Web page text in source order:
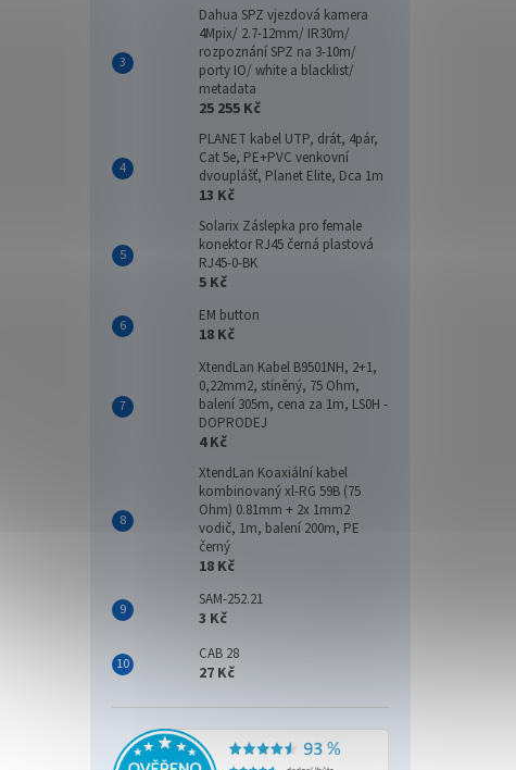
Dahua SPZ vjezdová kamera
4Mpix/ 2.7-12mm/ IR30m/
rozpoznání SPZ na 3-10m/
porty IO/ white a blacklist/
metadata
25 255 Kč
PLANET kabel UTP, drát, 4pár,
Cat 5e, PE+PVC venkovní
dvouplášť, Planet Elite, Dca 1m
13 Kč
Solarix Záslepka pro female
konektor RJ45 černá plastová
RJ45-0-BK
5 Kč
EM button
18 Kč
XtendLan Kabel B9501NH, 2+1,
0,22mm2, stíněný, 75 Ohm,
balení 305m, cena za 1m, LS0H -
DOPRODEJ
4 Kč
XtendLan Koaxiální kabel
kombinovaný xl-RG 59B (75
Ohm) 0.81mm + 2x 1mm2
vodič, 1m, balení 200m, PE
černý
18 Kč
SAM-252.21
3 Kč
CAB 28
27 Kč